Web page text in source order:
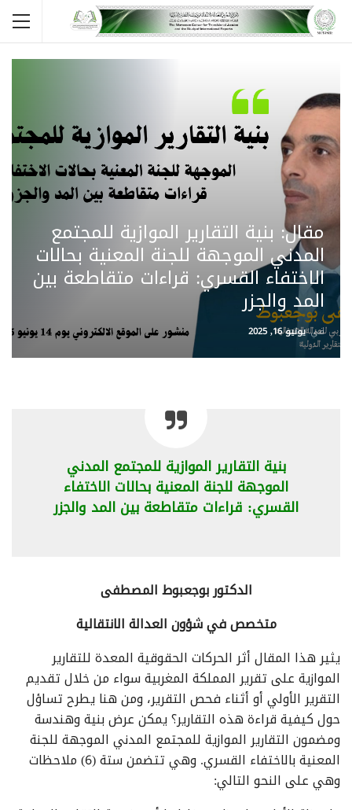
مقال: بنية التقارير الموازية للمجتمع
المدني الموجهة للجنة المعنية بحالات
الاختفاء القسري: قراءات متقاطعة بين
المد والجزر
فييونيو 16, 2025
بنية التقارير الموازية للمجتمع المدني
الموجهة للجنة المعنية بحالات الاختفاء
القسري: قراءات متقاطعة بين المد والجزر
الدكتور بوجعبوط المصطفى
متخصص في شؤون العدالة الانتقالية
يثير هذا المقال أثر الحركات الحقوقية المعدة للتقارير
الموازية على تقرير المملكة المغربية سواء من خلال تقديم
التقرير الأولي أو أثناء فحص التقرير، ومن هنا يطرح تساؤل
حول كيفية قراءة هذه التقارير؟ يمكن عرض بنية وهندسة
ومضمون التقارير الموازية للمجتمع المدني الموجهة للجنة
المعنية بالاختفاء القسري. وهي تتضمن ستة (6) ملاحظات
وهي على النحو التالي: